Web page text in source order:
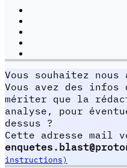
Vous souhaitez
Vous avez des infos
mériter que la
analyse, pour
dessus ?
Cette adresse mail
instructions)